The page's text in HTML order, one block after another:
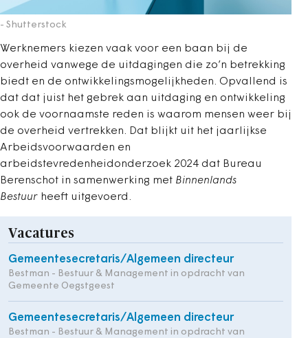
- Shutterstock
Werknemers kiezen vaak voor een baan bij de
overheid vanwege de uitdagingen die zo’n betrekking
biedt en de ontwikkelingsmogelijkheden. Opvallend is
dat dat juist het gebrek aan uitdaging en ontwikkeling
ook de voornaamste reden is waarom mensen weer bij
de overheid vertrekken. Dat blijkt uit het jaarlijkse
Arbeidsvoorwaarden en
arbeidstevredenheidonderzoek 2024 dat Bureau
Berenschot in samenwerking met Binnenlands
Bestuur heeft uitgevoerd.
Vacatures
Gemeentesecretaris/Algemeen directeur
Bestman - Bestuur & Management in opdracht van
Gemeente Oegstgeest
Gemeentesecretaris/Algemeen directeur
Bestman - Bestuur & Management in opdracht van